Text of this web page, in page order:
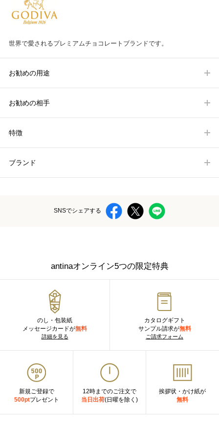
世界で愛されるプレミアムチョコレートブランドです。
お勧めの用途
お勧めの相手
特徴
ブランド
SNSでシェアする
antinaオンライン5つの限定特典
のし・包装紙
メッセージカードが無料
詳細を見る
カタログギフト
サンプル請求が無料
ご請求フォーム
新規ご登録で
500ptプレゼント
12時までのご注文で
当日出荷(日曜を除く)
挨拶状・かけ紙が
無料